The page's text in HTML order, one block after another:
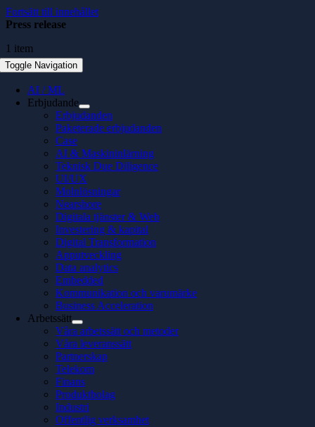
Fortsätt till innehållet
Toggle Navigation
AI / ML
Erbjudande
Erbjudanden
Paketerade erbjudanden
Case
AI & Maskininlärning
Teknisk Due Diligence
UI/UX
Molnlösningar
Nearshore
Digitala tjänster & Web
Investering & kapital
Digital Transformation
Apputveckling
Data analytics
Embedded
Kommunikation och varumärke
Business Acceleration
Arbetssätt
Våra arbetssätt och metoder
Våra leveranssätt
Partnerskap
Telekom
Finans
Produktbolag
Industri
Offentlig verksamhet
Press release
1 item